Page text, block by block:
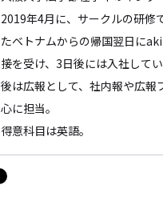
2019年4月に、サークルの研修
たベトナムからの帰国翌日に
接を受け、3日後には入社して
後は広報として、社内報や広報
心に担当。
得意科目は英語。